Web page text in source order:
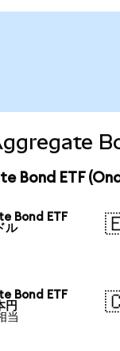
Bond ETF
Bond ETF
ル
Bond ETF
円
当